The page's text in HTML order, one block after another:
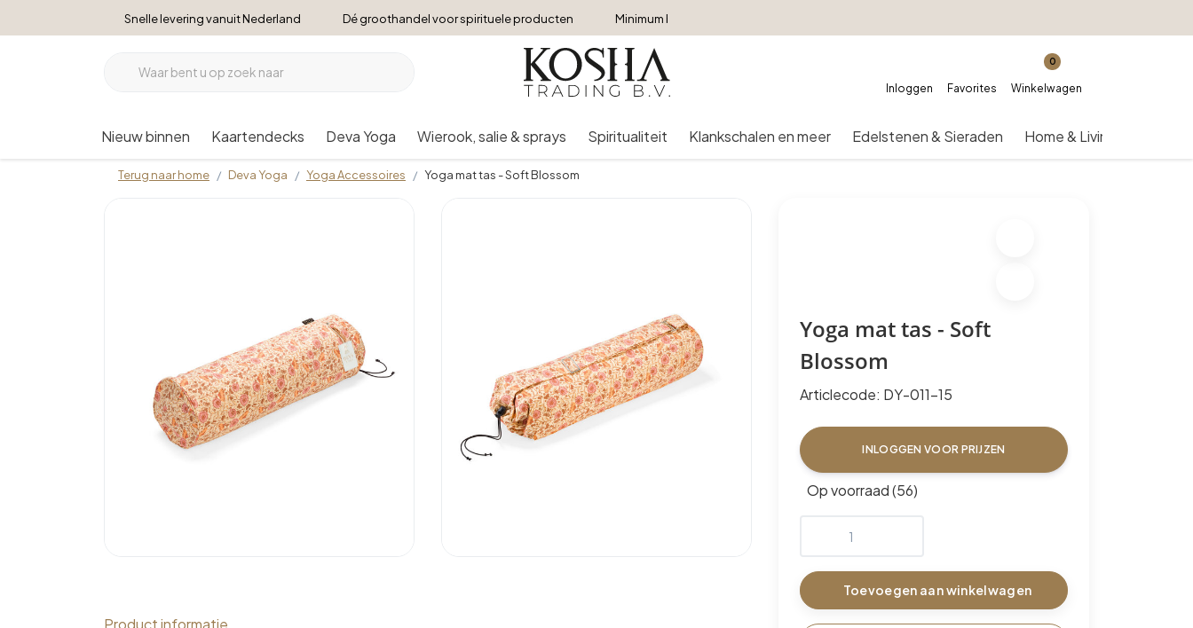
Snelle levering vanuit Nederland Dé groothandel voor spirituele producten Minimum bestelbedrag €250
Inloggen Favorites
0
Winkelwagen
Nieuw binnen Kaartendecks Deva Yoga Wierook, salie & sprays Spiritualiteit Klankschalen en meer Edelstenen & Sieraden Home & Living
Terug naar home Deva Yoga Yoga Accessoires Yoga mat tas - Soft Blossom
Yoga mat tas - Soft
Blossom
Articlecode: DY-011-15
INLOGGEN VOOR PRIJZEN
Op voorraad (56)
Toevoegen aan winkelwagen
Product informatie